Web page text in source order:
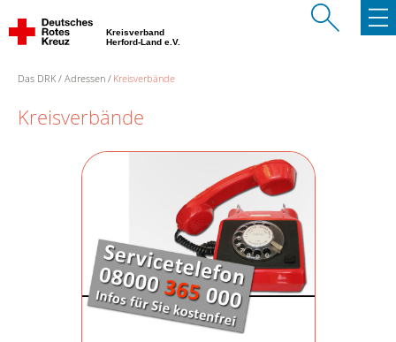
Kreisverband
Herford-Land e.V.
Das DRK Adressen Kreisverbände
Kreisverbände